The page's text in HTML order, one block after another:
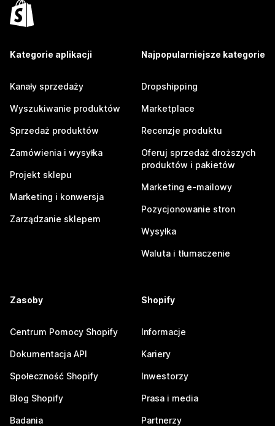
Kategorie aplikacji
Kanały sprzedaży
Wyszukiwanie produktów
Sprzedaż produktów
Zamówienia i wysyłka
Projekt sklepu
Marketing i konwersja
Zarządzanie sklepem
Najpopularniejsze kategorie
Dropshipping
Marketplace
Recenzje produktu
Oferuj sprzedaż droższych
produktów i pakietów
Marketing e-mailowy
Pozycjonowanie stron
Wysyłka
Waluta i tłumaczenie
Zasoby
Centrum Pomocy Shopify
Dokumentacja API
Społeczność Shopify
Blog Shopify
Badania
Shopify
Informacje
Kariery
Inwestorzy
Prasa i media
Partnerzy